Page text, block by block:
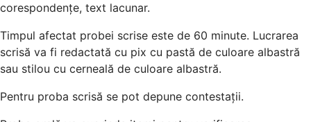
corespondențe, text lacunar.
Timpul afectat probei scrise este de 60 minute. Lucrarea
scrisă va fi redactată cu pix cu pastă de culoare albastră
sau stilou cu cerneală de culoare albastră.
Pentru proba scrisă se pot depune contestații.